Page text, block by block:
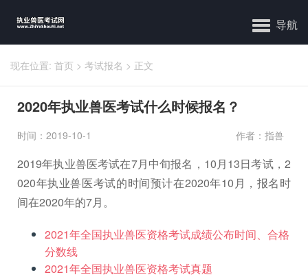
导航
现在位置: 首页 > 考试报名 > 正文
2020年执业兽医考试什么时候报名？
时间：2019-10-1 作者：指兽
2019年执业兽医考试在7月中旬报名，10月13日考试，2
020年执业兽医考试的时间预计在2020年10月，报名时
间在2020年的7月。
2021年全国执业兽医资格考试成绩公布时间、合格
分数线
2021年全国执业兽医资格考试真题